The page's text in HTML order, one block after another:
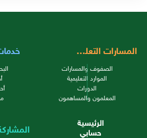
المسارات التعليمية
الصفوف والمسارات
الموارد التعليمية
الدورات
المعلمون والمساهمون
الرئيسية
حسابي